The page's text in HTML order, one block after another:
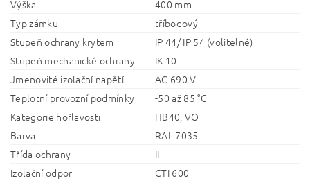
Výška
400 mm
Typ zámku
tříbodový
Stupeň ochrany krytem
IP 44/ IP 54 (volitelné)
Stupeň mechanické ochrany
IK 10
Jmenovité izolační napětí
AC 690 V
Teplotní provozní podmínky
-50 až 85 °C
Kategorie hořlavosti
HB40, VO
Barva
RAL 7035
Třída ochrany
II
Izolační odpor
CTI 600